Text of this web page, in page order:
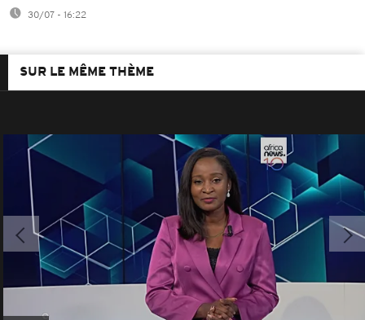
30/07 - 16:22
SUR LE MÊME THÈME